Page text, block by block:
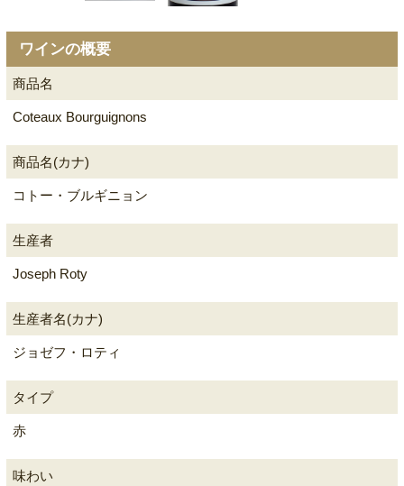
ワインの概要
商品名
Coteaux Bourguignons
商品名(カナ)
コトー・ブルギニョン
生産者
Joseph Roty
生産者名(カナ)
ジョゼフ・ロティ
タイプ
赤
味わい